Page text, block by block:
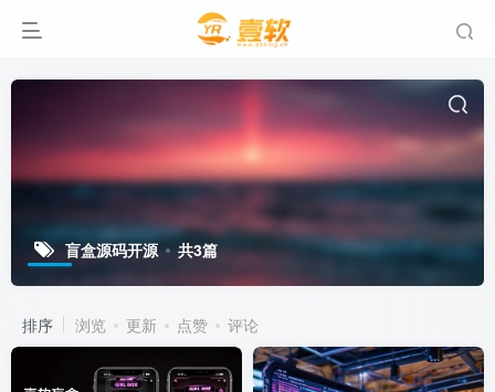
盲盒源码开源 共3篇
排序 浏览 更新 点赞 评论